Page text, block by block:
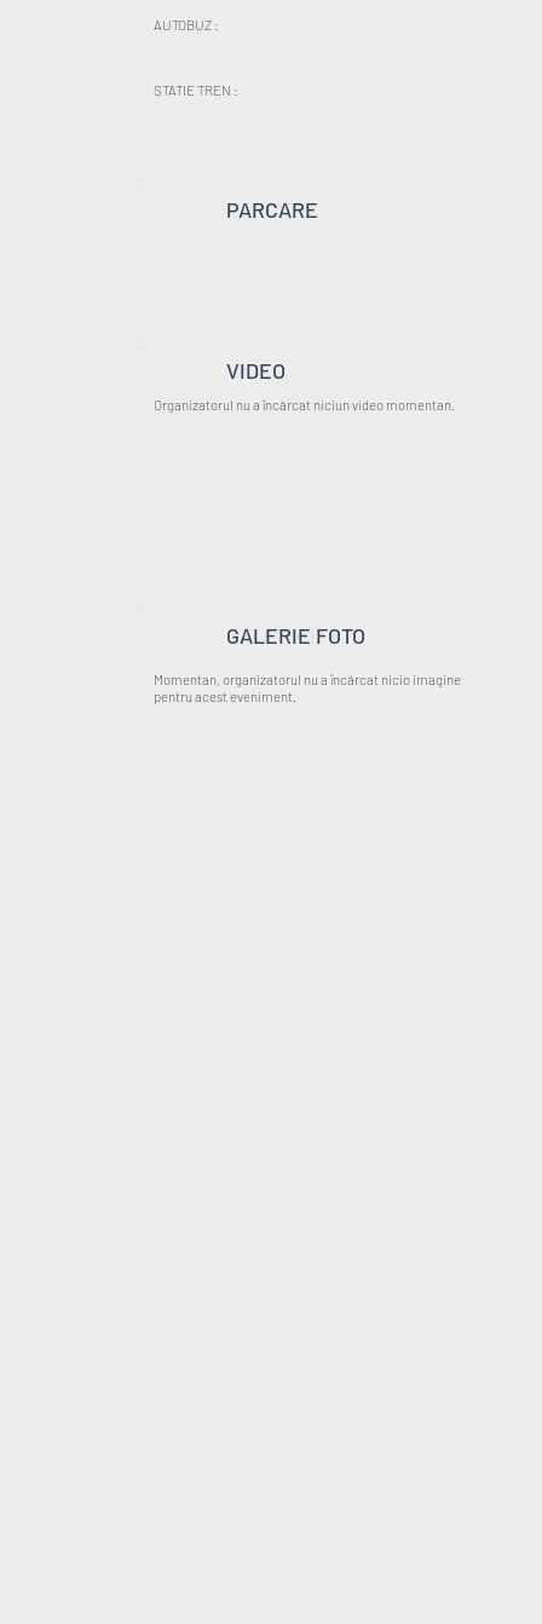
AUTOBUZ :
STATIE TREN :
PARCARE
VIDEO
Organizatorul nu a încărcat niciun video momentan.
GALERIE FOTO
Momentan, organizatorul nu a încărcat nicio imagine
pentru acest eveniment.